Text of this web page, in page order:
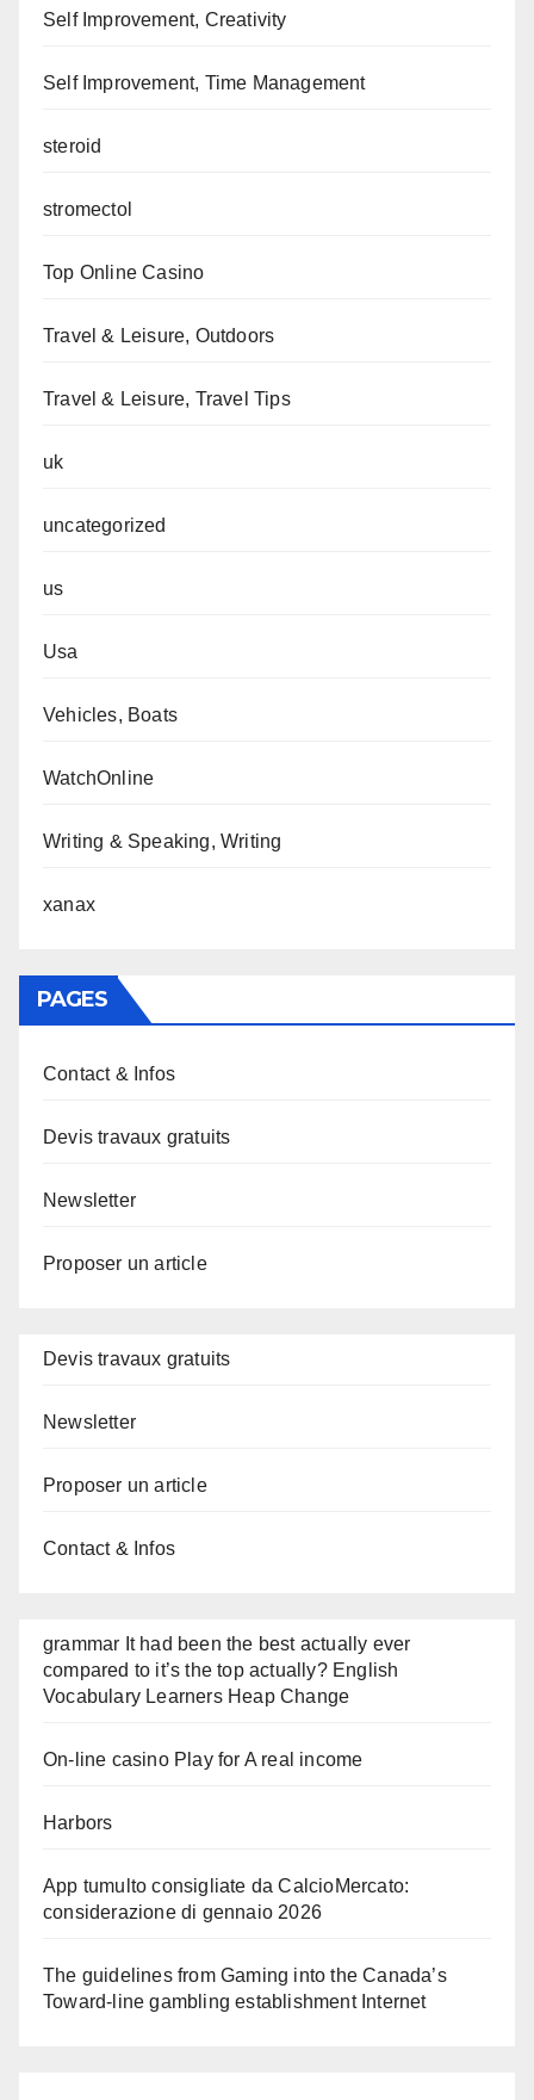
Self Improvement, Creativity
Self Improvement, Time Management
steroid
stromectol
Top Online Casino
Travel & Leisure, Outdoors
Travel & Leisure, Travel Tips
uk
uncategorized
us
Usa
Vehicles, Boats
WatchOnline
Writing & Speaking, Writing
xanax
PAGES
Contact & Infos
Devis travaux gratuits
Newsletter
Proposer un article
Devis travaux gratuits
Newsletter
Proposer un article
Contact & Infos
grammar It had been the best actually ever
compared to it’s the top actually? English
Vocabulary Learners Heap Change
On-line casino Play for A real income
Harbors
App tumulto consigliate da CalcioMercato:
considerazione di gennaio 2026
The guidelines from Gaming into the Canada’s
Toward-line gambling establishment Internet